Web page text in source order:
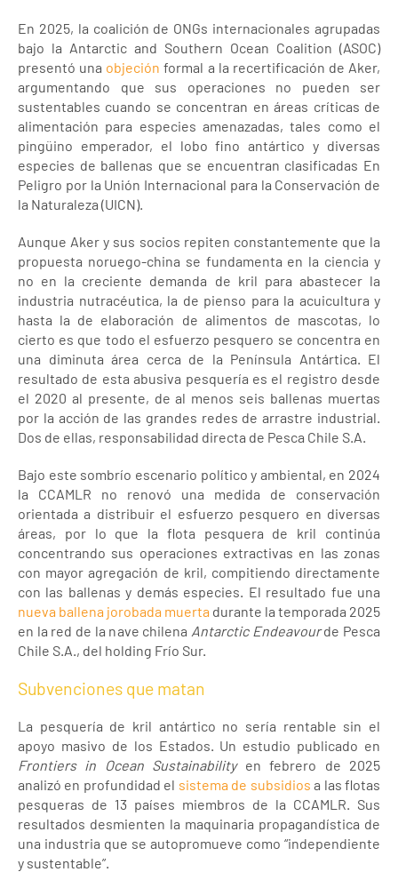
En 2025, la coalición de ONGs internacionales agrupadas
bajo la Antarctic and Southern Ocean Coalition (ASOC)
presentó una objeción formal a la recertificación de Aker,
argumentando que sus operaciones no pueden ser
sustentables cuando se concentran en áreas críticas de
alimentación para especies amenazadas, tales como el
pingüino emperador, el lobo fino antártico y diversas
especies de ballenas que se encuentran clasificadas En
Peligro por la Unión Internacional para la Conservación de
la Naturaleza (UICN).
Aunque Aker y sus socios repiten constantemente que la
propuesta noruego-china se fundamenta en la ciencia y
no en la creciente demanda de kril para abastecer la
industria nutracéutica, la de pienso para la acuicultura y
hasta la de elaboración de alimentos de mascotas, lo
cierto es que todo el esfuerzo pesquero se concentra en
una diminuta área cerca de la Península Antártica. El
resultado de esta abusiva pesquería es el registro desde
el 2020 al presente, de al menos seis ballenas muertas
por la acción de las grandes redes de arrastre industrial.
Dos de ellas, responsabilidad directa de Pesca Chile S.A.
Bajo este sombrío escenario político y ambiental, en 2024
la CCAMLR no renovó una medida de conservación
orientada a distribuir el esfuerzo pesquero en diversas
áreas, por lo que la flota pesquera de kril continúa
concentrando sus operaciones extractivas en las zonas
con mayor agregación de kril, compitiendo directamente
con las ballenas y demás especies. El resultado fue una
nueva ballena jorobada muerta durante la temporada 2025
en la red de la nave chilena Antarctic Endeavourde Pesca
Chile S.A., del holding Frío Sur.
Subvenciones que matan
La pesquería de kril antártico no sería rentable sin el
apoyo masivo de los Estados. Un estudio publicado en
Frontiers in Ocean Sustainability en febrero de 2025
analizó en profundidad el sistema de subsidios a las flotas
pesqueras de 13 países miembros de la CCAMLR. Sus
resultados desmienten la maquinaria propagandística de
una industria que se autopromueve como “independiente
y sustentable”.